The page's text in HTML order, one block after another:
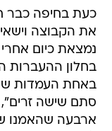
כעת בחיפה כבר
את הקבוצה
נמצאת כיום
בחלון ההעברות
באחת העמדות
סתם שישה זרים",
ארבעה שהאמנו